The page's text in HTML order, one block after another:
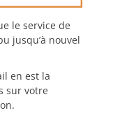
le service de
jusqu’à nouvel
en est la
sur votre